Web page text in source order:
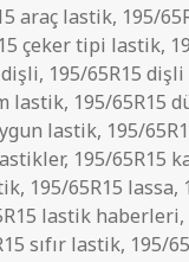
araç lastik, 195/
çeker tipi lastik,
, 195/65R15
lastik, 195/65R15
lastik, 195/
, 195/65R15
, 195/65R15 lassa,
lastik haberleri,
sıfır lastik, 195/